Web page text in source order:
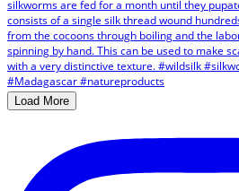
Load More